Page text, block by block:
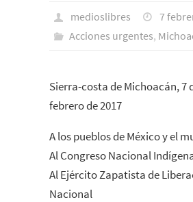
medioslibres
7
Acciones urgentes,
Sierra-costa de Michoacán, 7
febrero de 2017
A los pueblos de México y el
Al Congreso Nacional
Al Ejército Zapatista de
Nacional